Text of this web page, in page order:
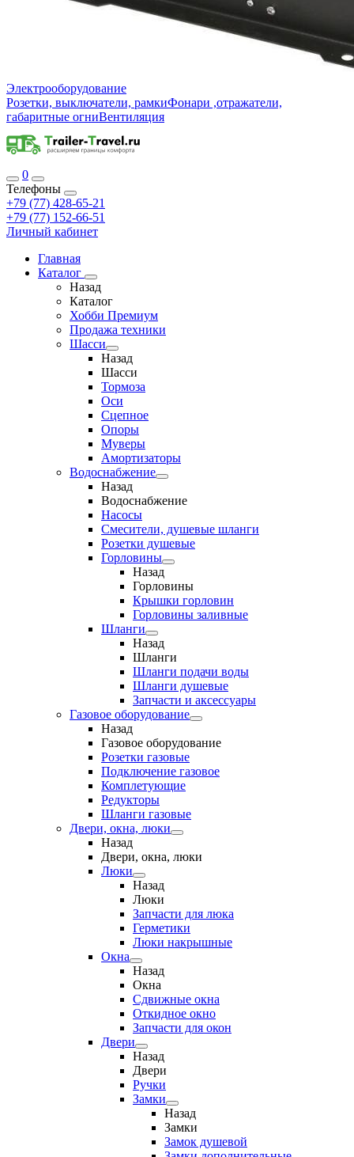
Электрооборудование
Розетки, выключатели, рамкиФонари ,отражатели,
габаритные огниВентиляция
0
Телефоны
+79 (77) 428-65-21
+79 (77) 152-66-51
Личный кабинет
Главная
Каталог
Назад
Каталог
Хобби Премиум
Продажа техники
Шасси
Назад
Шасси
Тормоза
Оси
Сцепное
Опоры
Муверы
Амортизаторы
Водоснабжение
Назад
Водоснабжение
Насосы
Смесители, душевые шланги
Розетки душевые
Горловины
Назад
Горловины
Крышки горловин
Горловины заливные
Шланги
Назад
Шланги
Шланги подачи воды
Шланги душевые
Запчасти и аксессуары
Газовое оборудование
Назад
Газовое оборудование
Розетки газовые
Подключение газовое
Комплетующие
Редукторы
Шланги газовые
Двери, окна, люки
Назад
Двери, окна, люки
Люки
Назад
Люки
Запчасти для люка
Герметики
Люки накрышные
Окна
Назад
Окна
Сдвижные окна
Откидное окно
Запчасти для окон
Двери
Назад
Двери
Ручки
Замки
Назад
Замки
Замок душевой